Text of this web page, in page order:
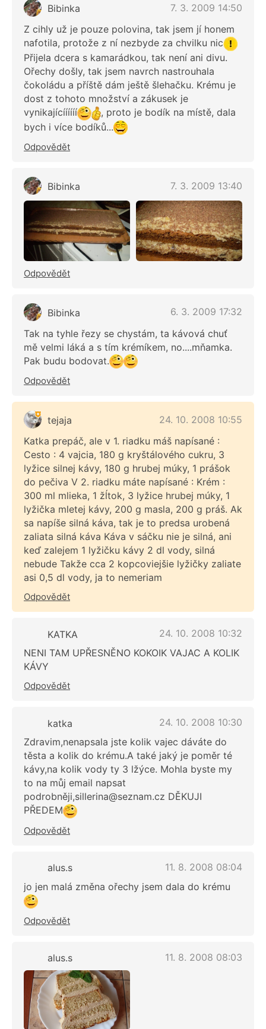
Bibinka
7. 3. 2009 14:50
Z cihly už je pouze polovina, tak jsem jí honem
nafotila, protože z ní nezbyde za chvilku nic
Přijela dcera s kamarádkou, tak není ani divu.
Ořechy došly, tak jsem navrch nastrouhala
čokoládu a příště dám ještě šlehačku. Krému je
dost z tohoto množství a zákusek je
vynikajícíííííí
, proto je bodík na místě, dala
bych i více bodíků...
Odpovědět
Bibinka 7. 3. 2009 13:40
Odpovědět
Bibinka
6. 3. 2009 17:32
Tak na tyhle řezy se chystám, ta kávová chuť
mě velmi láká a s tím krémíkem, no....mňamka.
Pak budu bodovat.
Odpovědět
tejaja
24. 10. 2008 10:55
Katka prepáč, ale v 1. riadku máš napísané :
Cesto : 4 vajcia, 180 g kryštálového cukru, 3
lyžice silnej kávy, 180 g hrubej múky, 1 prášok
do pečiva V 2. riadku máte napísané : Krém :
300 ml mlieka, 1 žĺtok, 3 lyžice hrubej múky, 1
lyžička mletej kávy, 200 g masla, 200 g práš. Ak
sa napíše silná káva, tak je to predsa urobená
zaliata silná káva Káva v sáčku nie je silná, ani
keď zalejem 1 lyžičku kávy 2 dl vody, silná
nebude Takže cca 2 kopcoviejšie lyžičky zaliate
asi 0,5 dl vody, ja to nemeriam
Odpovědět
KATKA
24. 10. 2008 10:32
NENI TAM UPŘESNĚNO KOKOIK VAJAC A KOLIK
KÁVY
Odpovědět
katka
24. 10. 2008 10:30
Zdravim,nenapsala jste kolik vajec dáváte do
těsta a kolik do krému.A také jaký je poměr té
kávy,na kolik vody ty 3 lžýce. Mohla byste my
to na můj email napsat
podrobněji,sillerina@seznam.cz DĚKUJI
PŘEDEM
Odpovědět
alus.s
11. 8. 2008 08:04
jo jen malá změna ořechy jsem dala do krému
Odpovědět
alus.s 11. 8. 2008 08:03